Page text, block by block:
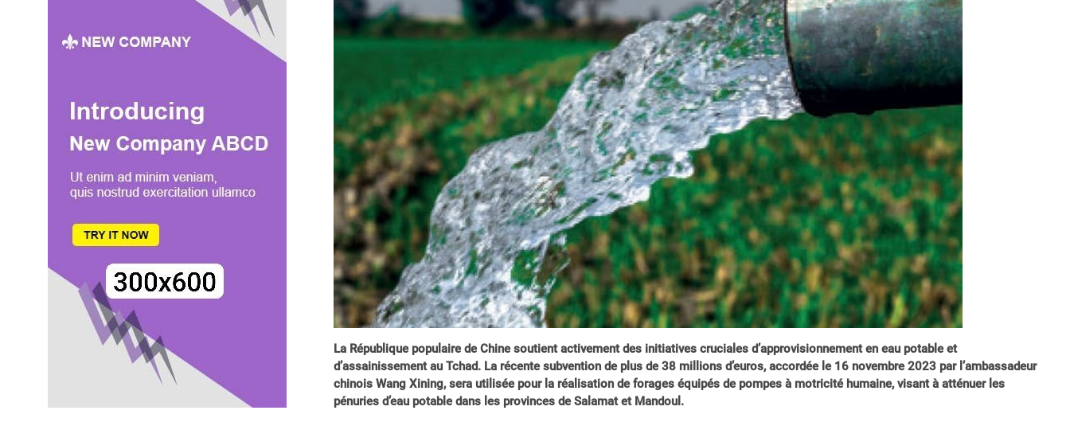
La République populaire de Chine soutient activement des initiatives cruciales d’approvisionnement en eau potable et
d’assainissement au Tchad. La récente subvention de plus de 38 millions d’euros, accordée le 16 novembre 2023 par l’ambassadeur
chinois Wang Xining, sera utilisée pour la réalisation de forages équipés de pompes à motricité humaine, visant à atténuer les
pénuries d’eau potable dans les provinces de Salamat et Mandoul.